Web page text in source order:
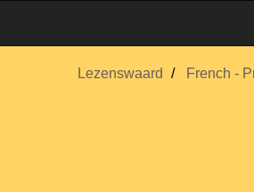
Lezenswaard French -